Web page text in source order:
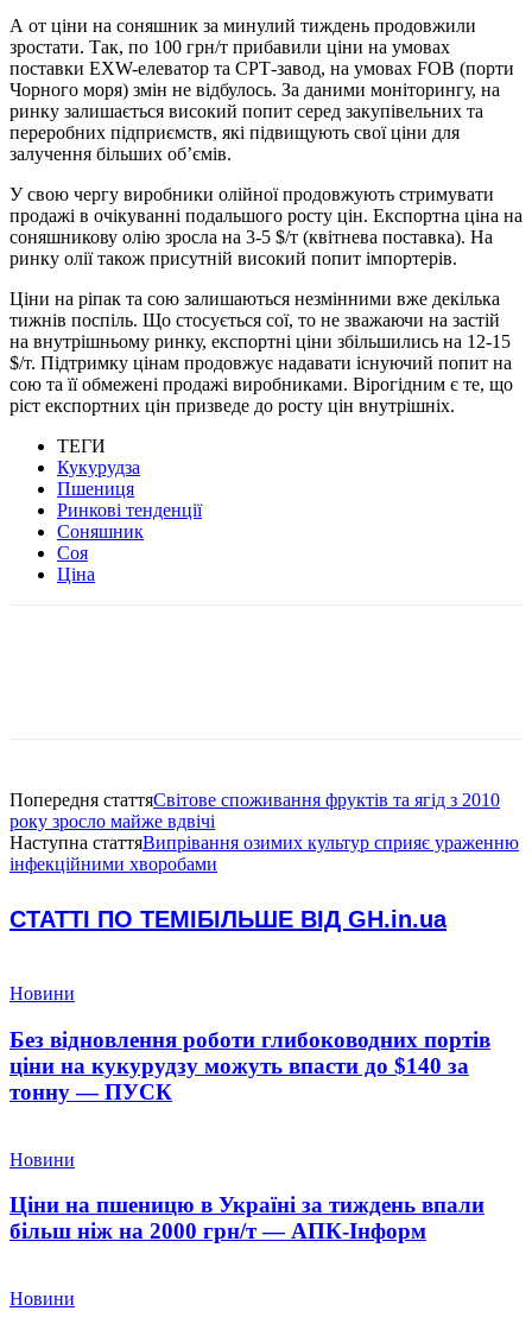
А от ціни на соняшник за минулий тиждень продовжили
зростати. Так, по 100 грн/т прибавили ціни на умовах
поставки EXW-елеватор та СРТ-завод, на умовах FOB (порти
Чорного моря) змін не відбулось. За даними моніторингу, на
ринку залишається високий попит серед закупівельних та
переробних підприємств, які підвищують свої ціни для
залучення більших об’ємів.
У свою чергу виробники олійної продовжують стримувати
продажі в очікуванні подальшого росту цін. Експортна ціна на
соняшникову олію зросла на 3-5 $/т (квітнева поставка). На
ринку олії також присутній високий попит імпортерів.
Ціни на ріпак та сою залишаються незмінними вже декілька
тижнів поспіль. Що стосується сої, то не зважаючи на застій
на внутрішньому ринку, експортні ціни збільшились на 12-15
$/т. Підтримку цінам продовжує надавати існуючий попит на
сою та її обмежені продажі виробниками. Вірогідним є те, що
ріст експортних цін призведе до росту цін внутрішніх.
ТЕГИ
Кукурудза
Пшениця
Ринкові тенденції
Соняшник
Соя
Ціна
Попередня статтяСвітове споживання фруктів та ягід з 2010
року зросло майже вдвічі
Наступна статтяВипрівання озимих культур сприяє ураженню
інфекційними хворобами
СТАТТІ ПО ТЕМІБІЛЬШЕ ВІД GH.in.ua
Новини
Без відновлення роботи глибоководних портів
ціни на кукурудзу можуть впасти до $140 за
тонну — ПУСК
Новини
Ціни на пшеницю в Україні за тиждень впали
більш ніж на 2000 грн/т — АПК-Інформ
Новини